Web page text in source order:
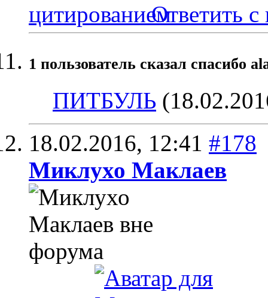
Ответить с
1 пользователь сказал cпасибо
ПИТБУЛЬ
18.02.2016, 12:41 #178
Миклухо Маклаев